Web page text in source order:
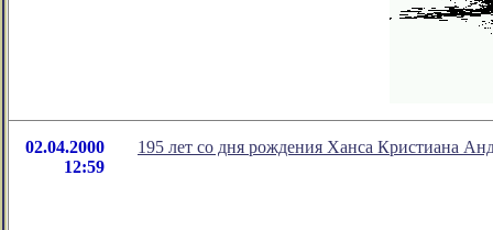
02.04.2000
12:59
195 лет со дня рождения Ханса Кристиана